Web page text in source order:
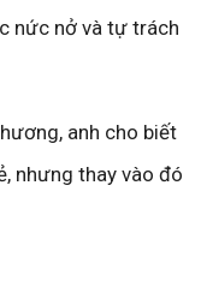
nức nở và tự trách
anh cho biết
nhưng thay vào đó